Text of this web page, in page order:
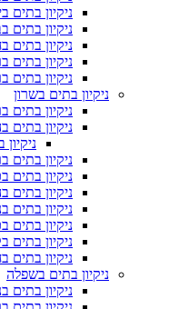
ניקיון בתים
ניקיון בתים
ניקיון בתים
ניקיון בתים
ניקיון בתים
ניקיון בתים בשרון
ניקיון בתים
ניקיון בתים
ניקיון בתים
ניקיון בתים
ניקיון בתים
ניקיון בתים
ניקיון בתים
ניקיון בתים
ניקיון בתים
ניקיון בתים בשפלה
ניקיון בתים